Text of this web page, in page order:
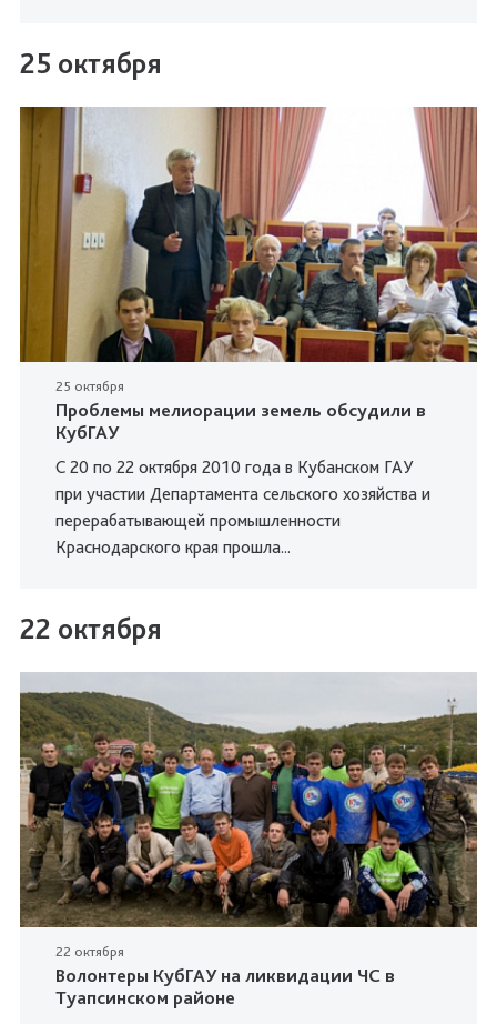
25 октября
25 октября
Проблемы мелиорации земель обсудили в
КубГАУ
С 20 по 22 октября 2010 года в Кубанском ГАУ
при участии Департамента сельского хозяйства и
перерабатывающей промышленности
Краснодарского края прошла...
22 октября
22 октября
Волонтеры КубГАУ на ликвидации ЧС в
Туапсинском районе